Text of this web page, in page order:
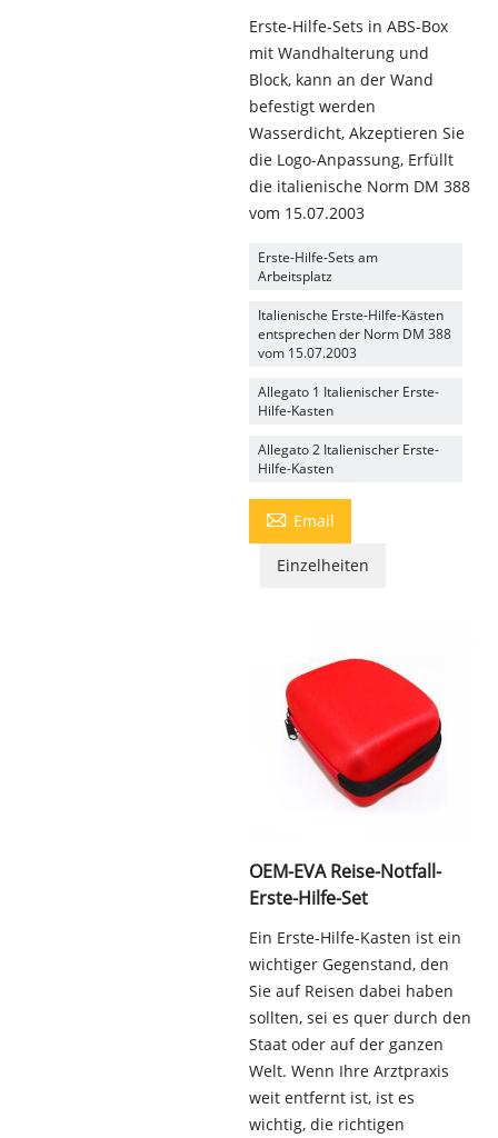
Erste-Hilfe-Sets in ABS-Box
mit Wandhalterung und
Block, kann an der Wand
befestigt werden
Wasserdicht, Akzeptieren Sie
die Logo-Anpassung, Erfüllt
die italienische Norm DM 388
vom 15.07.2003
Erste-Hilfe-Sets am
Arbeitsplatz
Italienische Erste-Hilfe-Kästen
entsprechen der Norm DM 388
vom 15.07.2003
Allegato 1 Italienischer Erste-
Hilfe-Kasten
Allegato 2 Italienischer Erste-
Hilfe-Kasten
 Email
Einzelheiten
OEM-EVA Reise-Notfall-
Erste-Hilfe-Set
Ein Erste-Hilfe-Kasten ist ein
wichtiger Gegenstand, den
Sie auf Reisen dabei haben
sollten, sei es quer durch den
Staat oder auf der ganzen
Welt. Wenn Ihre Arztpraxis
weit entfernt ist, ist es
wichtig, die richtigen